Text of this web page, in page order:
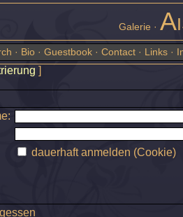
Galerie ·
· Bio · Guestbook · Contact · Links ·
]
dauerhaft anmelden (Cookie)